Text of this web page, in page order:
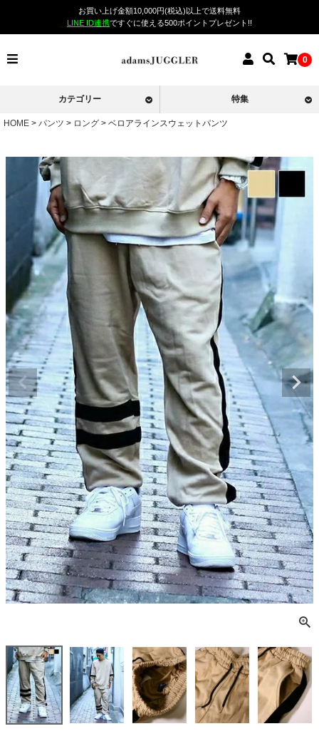
お買い上げ金額10,000円(税込)以上で送料無料
LINE ID連携ですぐに使える500ポイントプレゼント!!
0
カテゴリー 特集
HOME パンツ ロング ベロアラインスウェットパンツ